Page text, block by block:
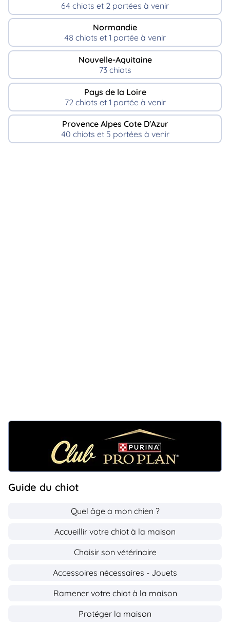
64 chiots et 2 portées à venir
Normandie
48 chiots et 1 portée à venir
Nouvelle-Aquitaine
73 chiots
Pays de la Loire
72 chiots et 1 portée à venir
Provence Alpes Cote D'Azur
40 chiots et 5 portées à venir
Guide du chiot
Quel âge a mon chien ?
Accueillir votre chiot à la maison
Choisir son vétérinaire
Accessoires nécessaires - Jouets
Ramener votre chiot à la maison
Protéger la maison